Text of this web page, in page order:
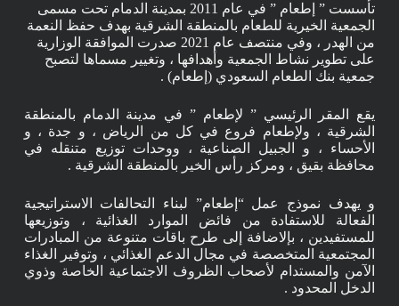
تأسست ” إطعام ” في عام 2011 بمدينة الدمام تحت مسمى
الجمعية الخيرية للطعام بالمنطقة الشرقية بهدف حفظ النعمة
من الهدر ، وفي منتصف عام 2021 صدرت الموافقة الوزارية
على تطوير نشاط الجمعية وأهدافها ، وتغيير مسماها لتصبح
جمعية بنك الطعام السعودي (إطعام) .
يقع المقر الرئيسي ” لإطعام ” في مدينة الدمام بالمنطقة
الشرقية ، ولإطعام فروع في كل من الرياض ، و جدة ، و
الأحساء ، و الجبيل الصناعية ، ووحدات توزيع متنقله في
محافظة بقيق ، ومركز رأس الخير بالمنطقة الشرقية .
و يهدف نموذج عمل “إطعام” لبناء التحالفات الاستراتيجية
الفعالة للاستفادة من فائض الموارد الغذائية ، وتوزيعها
للمستفيدين ، بإلاضافة إلى طرح باقات متنوعة من المبادرات
المجتمعية المتخصصة في مجال الدعم الغذائي ، وتوفير الغذاء
الآمن والمستدام لأصحاب الظروف الاجتماعية الخاصة وذوي
الدخل المحدود .